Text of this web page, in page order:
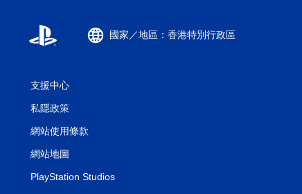
國家／地區：香港特別行政區
支援中心
私隱政策
網站使用條款
網站地圖
PlayStation Studios